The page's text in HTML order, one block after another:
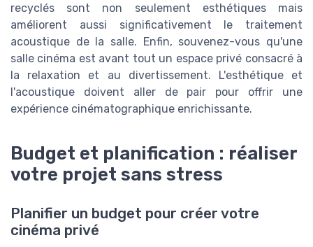
recyclés sont non seulement esthétiques mais
améliorent aussi significativement le traitement
acoustique de la salle. Enfin, souvenez-vous qu'une
salle cinéma est avant tout un espace privé consacré à
la relaxation et au divertissement. L'esthétique et
l'acoustique doivent aller de pair pour offrir une
expérience cinématographique enrichissante.
Budget et planification : réaliser
votre projet sans stress
Planifier un budget pour créer votre
cinéma privé